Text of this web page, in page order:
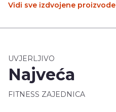
Vidi sve izdvojene proizvode
UVJERLJIVO
Najveća
FITNESS ZAJEDNICA